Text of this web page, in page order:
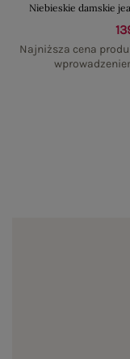
Niebieskie damskie
Najniższa cena